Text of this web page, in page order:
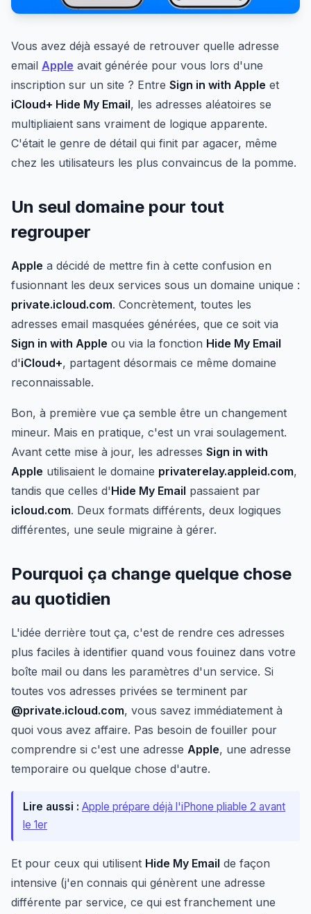
Vous avez déjà essayé de retrouver quelle adresse
email Apple avait générée pour vous lors d'une
inscription sur un site ? Entre Sign in with Apple et
iCloud+ Hide My Email, les adresses aléatoires se
multipliaient sans vraiment de logique apparente.
C'était le genre de détail qui finit par agacer, même
chez les utilisateurs les plus convaincus de la pomme.
Un seul domaine pour tout
regrouper
Apple a décidé de mettre fin à cette confusion en
fusionnant les deux services sous un domaine unique :
private.icloud.com. Concrètement, toutes les
adresses email masquées générées, que ce soit via
Sign in with Apple ou via la fonction Hide My Email
d'iCloud+, partagent désormais ce même domaine
reconnaissable.
Bon, à première vue ça semble être un changement
mineur. Mais en pratique, c'est un vrai soulagement.
Avant cette mise à jour, les adresses Sign in with
Apple utilisaient le domaine privaterelay.appleid.com,
tandis que celles d'Hide My Email passaient par
icloud.com. Deux formats différents, deux logiques
différentes, une seule migraine à gérer.
Pourquoi ça change quelque chose
au quotidien
L'idée derrière tout ça, c'est de rendre ces adresses
plus faciles à identifier quand vous fouinez dans votre
boîte mail ou dans les paramètres d'un service. Si
toutes vos adresses privées se terminent par
@private.icloud.com, vous savez immédiatement à
quoi vous avez affaire. Pas besoin de fouiller pour
comprendre si c'est une adresse Apple, une adresse
temporaire ou quelque chose d'autre.
Lire aussi : Apple prépare déjà l'iPhone pliable 2 avant
le 1er
Et pour ceux qui utilisent Hide My Email de façon
intensive (j'en connais qui génèrent une adresse
différente par service, ce qui est franchement une